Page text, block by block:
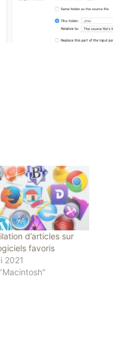
d’articles sur
favoris
2021